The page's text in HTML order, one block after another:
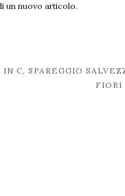
un nuovo articolo.
C, SPAREGGIO
FIORI